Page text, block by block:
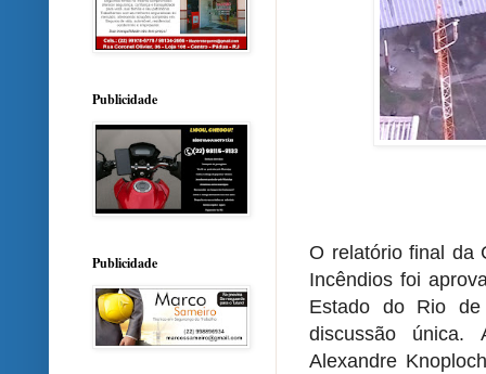
O relatório final da
Incêndios foi
Estado do Rio de
discussão única.
Alexandre
Publicidade
Publicidade